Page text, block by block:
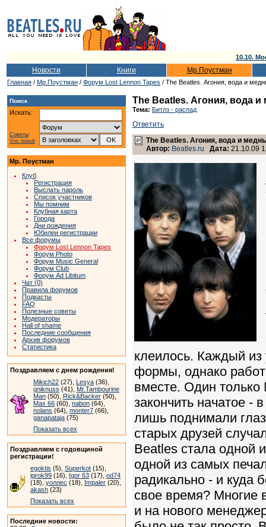
10.10.
Новости Книги Мр.Поустман
Главная / Мр.Поустман / Форум Lost Lennon Tapes / The Beatles. Агония, вода и
Поиск
Искать:
Советы
Vox populi
Мр. Поустман
Клуб
Регистрация
Выслать пароль
Список участников
Мы помним
Клубная карта
Города
Дни рождения
Юбилеи регистрации
Все форумы
Форум Lost Lennon Tapes
Форум Photo
Форум Music General
Форум Club
Форум Ad Libitum
Чат (0)
Правила форумов
Подкасты
FAQ
Полезные советы
Модераторы
Hall of shame
Последние сообщения
Архив форумов
Статистика
Поздравляем с днем рождения!
Mikich22 (27), Lesya (36),
gniknuss (41), Mr.Tambourine
Man (50), Rick&Backer (50),
Max 66 (60), nabon (64),
nolans (64), monter7 (66),
ganapataja (75)
Показать всех
Поздравляем с годовщиной
регистрации!
egoktis (5), Superkot (15),
igrok99 (16), Igor 63 (17), od74
(18), уоллес (18), Impaler (20),
akash (23)
Показать всех
Последние новости:
The Beatles. Агония, вода
Тема: Битлз - распад
Ответить
The Beatles. Агония, вода и
Автор: Beatles.ru Дата: 21.10.09
клеилось. Каждый из
формы, однако
вместе. Один только
закончить начатое -
лишь поднимали
старых друзей
Beatles стала одной
одной из самых
радикально - и куда
свое время? Многие
и на нового